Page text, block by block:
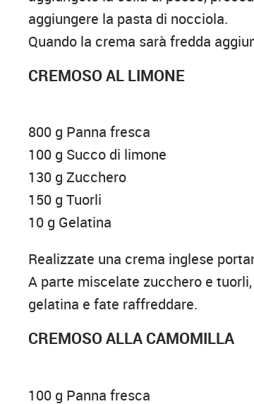
aggiungere la pasta di nocciola.
Quando la crema sarà fredda
CREMOSO AL LIMONE
800 g Panna fresca
100 g Succo di limone
130 g Zucchero
150 g Tuorli
10 g Gelatina
Realizzate una crema inglese
A parte miscelate zucchero e
gelatina e fate raffreddare.
CREMOSO ALLA CAMOMILLA
100 g Panna fresca